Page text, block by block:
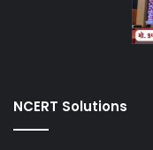
NCERT Solutions